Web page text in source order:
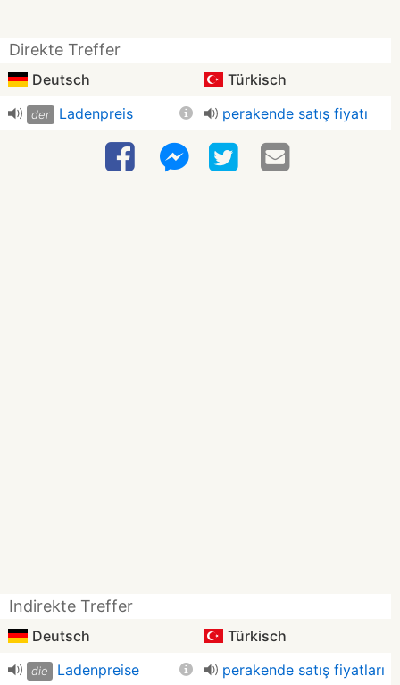
Direkte Treffer
Deutsch Türkisch
der Ladenpreis perakende satış fiyatı
Indirekte Treffer
Deutsch Türkisch
die Ladenpreise perakende satış fiyatları